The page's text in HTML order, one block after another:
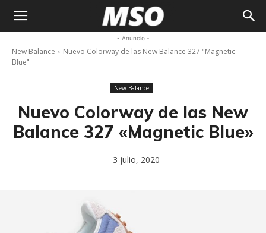
Sneaker
- Anuncio -
New Balance
Nuevo Colorway de las New Balance 327 "Magnetic
Blue"
New Balance
Nuevo Colorway de las New
Balance 327 «Magnetic Blue»
3 julio, 2020